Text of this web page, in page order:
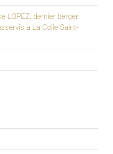
LOPEZ, dernier berger
à La Colle Saint-